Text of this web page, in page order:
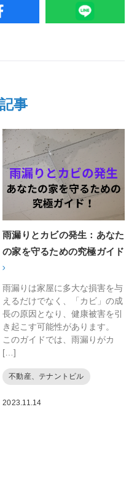
事
雨漏りとカビの発生：あなた
の家を守るための究極ガイド
雨漏りは家屋に多大な損害を与
えるだけでなく、「カビ」の成
長の原因となり、健康被害を引
き起こす可能性があります。
このガイドでは、雨漏りがカ
[…]
不動産、テナントビル
2023.11.14